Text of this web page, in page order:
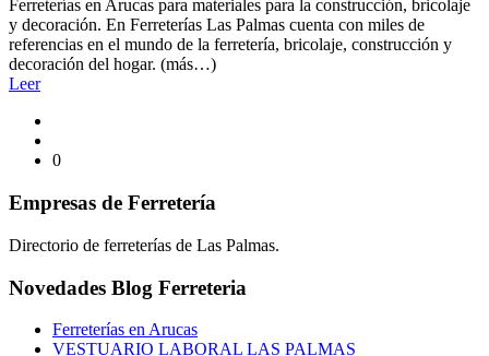
Ferreterías en Arucas para materiales para la construcción, bricolaje
y decoración. En Ferreterías Las Palmas cuenta con miles de
referencias en el mundo de la ferretería, bricolaje, construcción y
decoración del hogar. (más…)
Leer
0
Empresas de Ferretería
Directorio de ferreterías de Las Palmas.
Novedades Blog Ferreteria
Ferreterías en Arucas
VESTUARIO LABORAL LAS PALMAS